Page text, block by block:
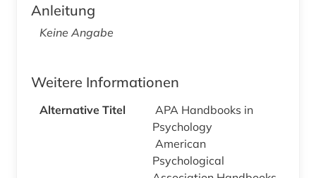
Anleitung
Keine Angabe
Weitere Informationen
Alternative Titel
APA Handbooks in
Psychology
American
Psychological